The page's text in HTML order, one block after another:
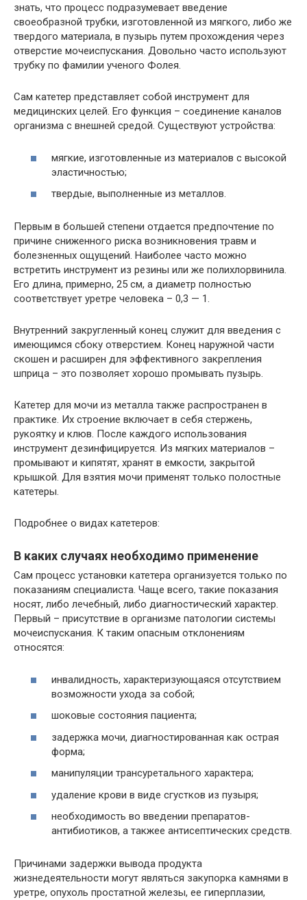
знать, что процесс подразумевает введение
своеобразной трубки, изготовленной из мягкого, либо же
твердого материала, в пузырь путем прохождения через
отверстие мочеиспускания. Довольно часто используют
трубку по фамилии ученого Фолея.
Сам катетер представляет собой инструмент для
медицинских целей. Его функция – соединение каналов
организма с внешней средой. Существуют устройства:
мягкие, изготовленные из материалов с высокой
эластичностью;
твердые, выполненные из металлов.
Первым в большей степени отдается предпочтение по
причине сниженного риска возникновения травм и
болезненных ощущений. Наиболее часто можно
встретить инструмент из резины или же полихлорвинила.
Его длина, примерно, 25 см, а диаметр полностью
соответствует уретре человека – 0,3 — 1.
Внутренний закругленный конец служит для введения с
имеющимся сбоку отверстием. Конец наружной части
скошен и расширен для эффективного закрепления
шприца – это позволяет хорошо промывать пузырь.
Катетер для мочи из металла также распространен в
практике. Их строение включает в себя стержень,
рукоятку и клюв. После каждого использования
инструмент дезинфицируется. Из мягких материалов –
промывают и кипятят, хранят в емкости, закрытой
крышкой. Для взятия мочи применят только полостные
катетеры.
Подробнее о видах катетеров:
В каких случаях необходимо применение
Сам процесс установки катетера организуется только по
показаниям специалиста. Чаще всего, такие показания
носят, либо лечебный, либо диагностический характер.
Первый – присутствие в организме патологии системы
мочеиспускания. К таким опасным отклонениям
относятся:
инвалидность, характеризующаяся отсутствием
возможности ухода за собой;
шоковые состояния пациента;
задержка мочи, диагностированная как острая
форма;
манипуляции трансуретального характера;
удаление крови в виде сгустков из пузыря;
необходимость во введении препаратов-
антибиотиков, а такжее антисептических средств.
Причинами задержки вывода продукта
жизнедеятельности могут являться закупорка камнями в
уретре, опухоль простатной железы, ее гиперплазии,